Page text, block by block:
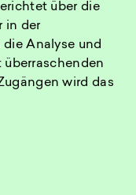
über die
in der
Analyse und
wird das